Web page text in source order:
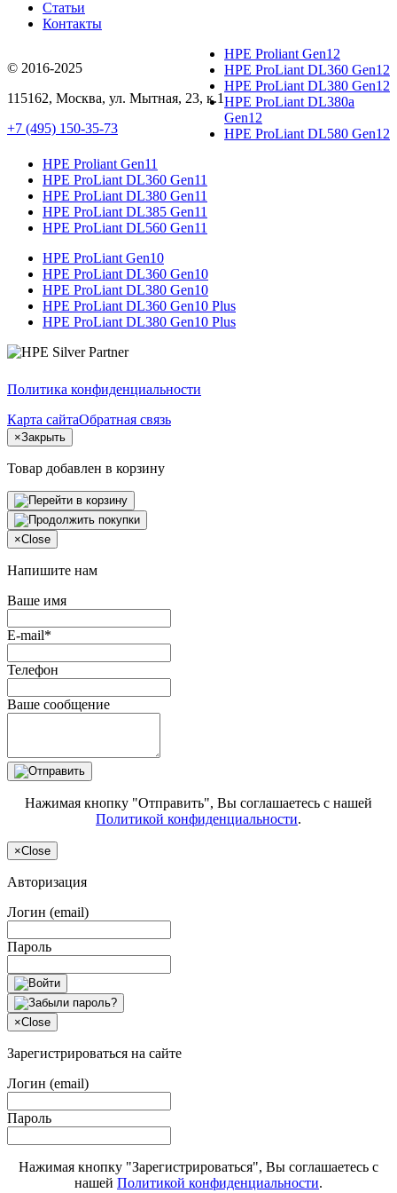
Статьи
Контакты
© 2016-2025
115162, Москва, ул. Мытная, 23, к.1
+7 (495) 150-35-73
HPE Proliant Gen12
HPE ProLiant DL360 Gen12
HPE ProLiant DL380 Gen12
HPE ProLiant DL380a
Gen12
HPE ProLiant DL580 Gen12
HPE Proliant Gen11
HPE ProLiant DL360 Gen11
HPE ProLiant DL380 Gen11
HPE ProLiant DL385 Gen11
HPE ProLiant DL560 Gen11
HPE ProLiant Gen10
HPE ProLiant DL360 Gen10
HPE ProLiant DL380 Gen10
HPE ProLiant DL360 Gen10 Plus
HPE ProLiant DL380 Gen10 Plus
Политика конфиденциальности
Карта сайтаОбратная связь
×Закрыть
Товар добавлен в корзину
×Close
Напишите нам
Ваше имя
E-mail*
Телефон
Ваше сообщение
Нажимая кнопку "Отправить", Вы соглашаетесь с нашей
Политикой конфиденциальности.
×Close
Авторизация
Логин (email)
Пароль
×Close
Зарегистрироваться на сайте
Логин (email)
Пароль
Нажимая кнопку "Зарегистрироваться", Вы соглашаетесь с
нашей Политикой конфиденциальности.